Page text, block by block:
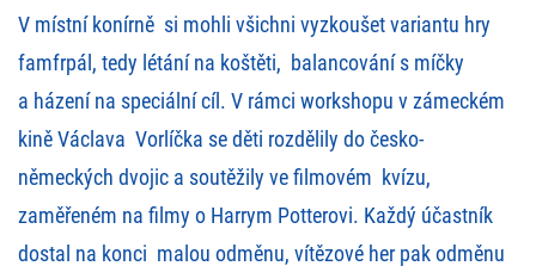
V místní konírně si mohli všichni vyzkoušet variantu hry
famfrpál, tedy létání na koštěti, balancování s míčky
a házení na speciální cíl. V rámci workshopu v zámeckém
kině Václava Vorlíčka se děti rozdělily do česko-
německých dvojic a soutěžily ve filmovém kvízu,
zaměřeném na filmy o Harrym Potterovi. Každý účastník
dostal na konci malou odměnu, vítězové her pak odměnu